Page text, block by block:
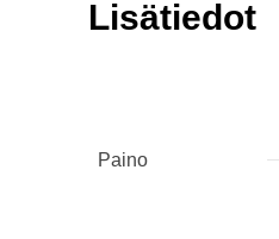
Lisätiedot
Paino